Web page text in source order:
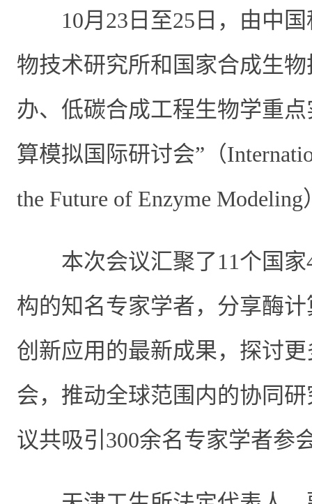
10月 23 日至25 日，由中
物技术研究所和国家合成生
办、低碳合成工程生物学重
算模拟国际研讨会”（
the Future of Enzyme Modeling
本次会议汇聚了11个国家
构的知名专家学者，分享酶
创新应用的最新成果，探讨
会，推动全球范围内的协同
议共吸引 300余名专家学者参